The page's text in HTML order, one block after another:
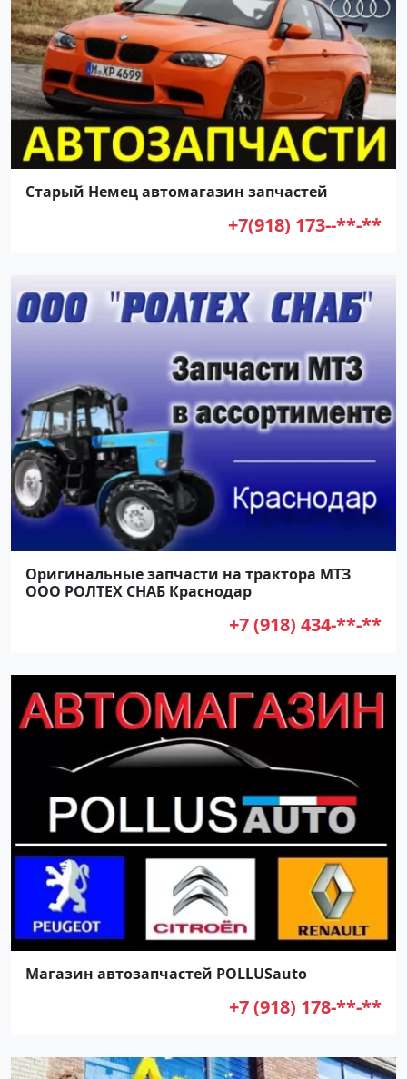
Старый Немец автомагазин запчастей
+7(918) 173--**-**
Оригинальные запчасти на трактора МТЗ
ООО РОЛТЕХ СНАБ Краснодар
+7 (918) 434-**-**
Магазин автозапчастей POLLUSauto
+7 (918) 178-**-**